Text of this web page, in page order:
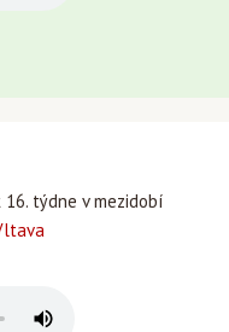
16. týdne v mezidobí